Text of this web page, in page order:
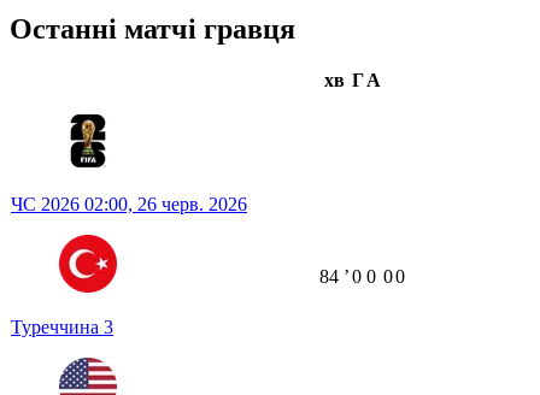
Останні матчі гравця
хв ГА
ЧС 2026 02:00, 26 черв. 2026
Туреччина 3
84 ʼ0 0 00